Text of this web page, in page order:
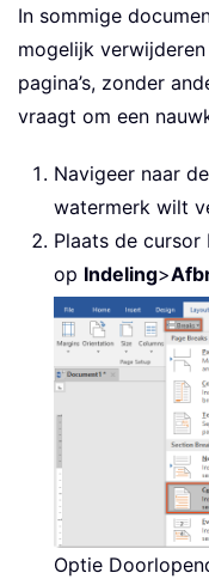
In sommige
mogelijk
pagina’s, zonder
vraagt om een
Navigeer naar
watermerk wilt
Plaats de cursor
op Indeling>
Optie